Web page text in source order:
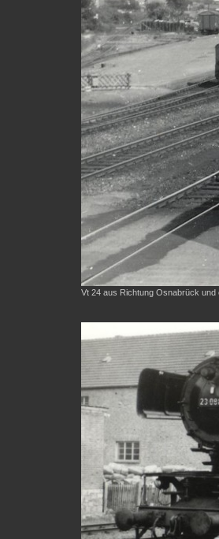
Vt 24 aus Richtung Osnabrück und